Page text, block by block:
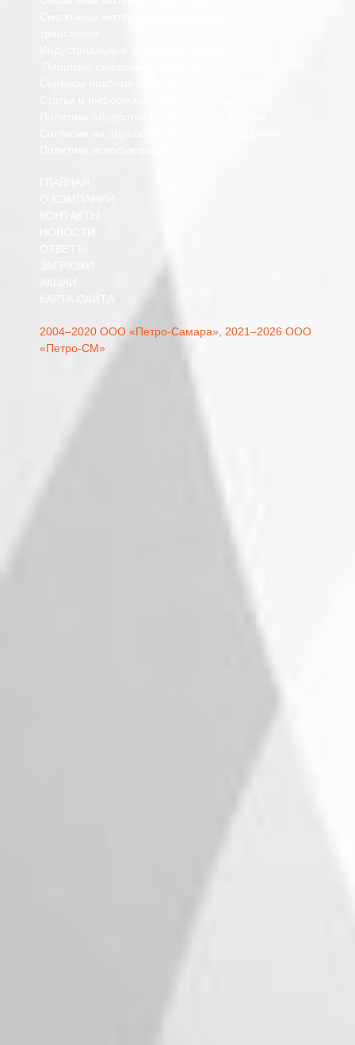
2004–2020 ООО «Петро-Самара», 2021–2026 ООО
«Петро-СМ»